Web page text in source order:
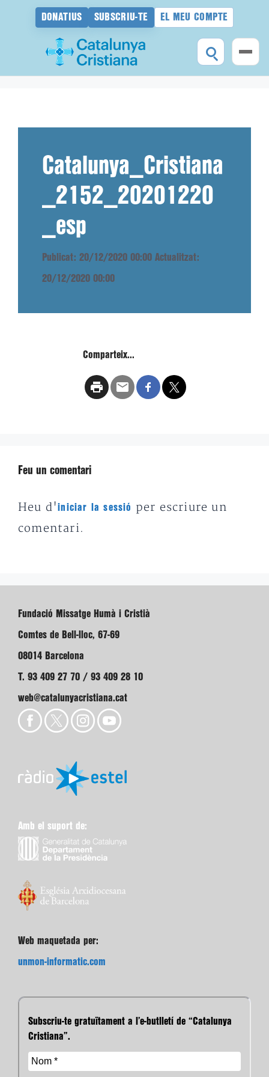
DONATIUS SUBSCRIU-TE EL MEU COMPTE
Catalunya_Cristiana
_2152_20201220
_esp
Publicat: 20/12/2020 00:00 Actualitzat:
20/12/2020 00:00
Comparteix...
Feu un comentari
Heu d'iniciar la sessió
per escriure un
comentari.
Fundació Missatge Humà i Cristià
Comtes de Bell-lloc, 67-69
08014 Barcelona
T. 93 409 27 70 / 93 409 28 10
web@catalunyacristiana.cat
Amb el suport de:
Web maquetada per:
unmon-informatic.com
Subscriu-te gratuïtament a l’e-butlletí de “Catalunya
Cristiana”.